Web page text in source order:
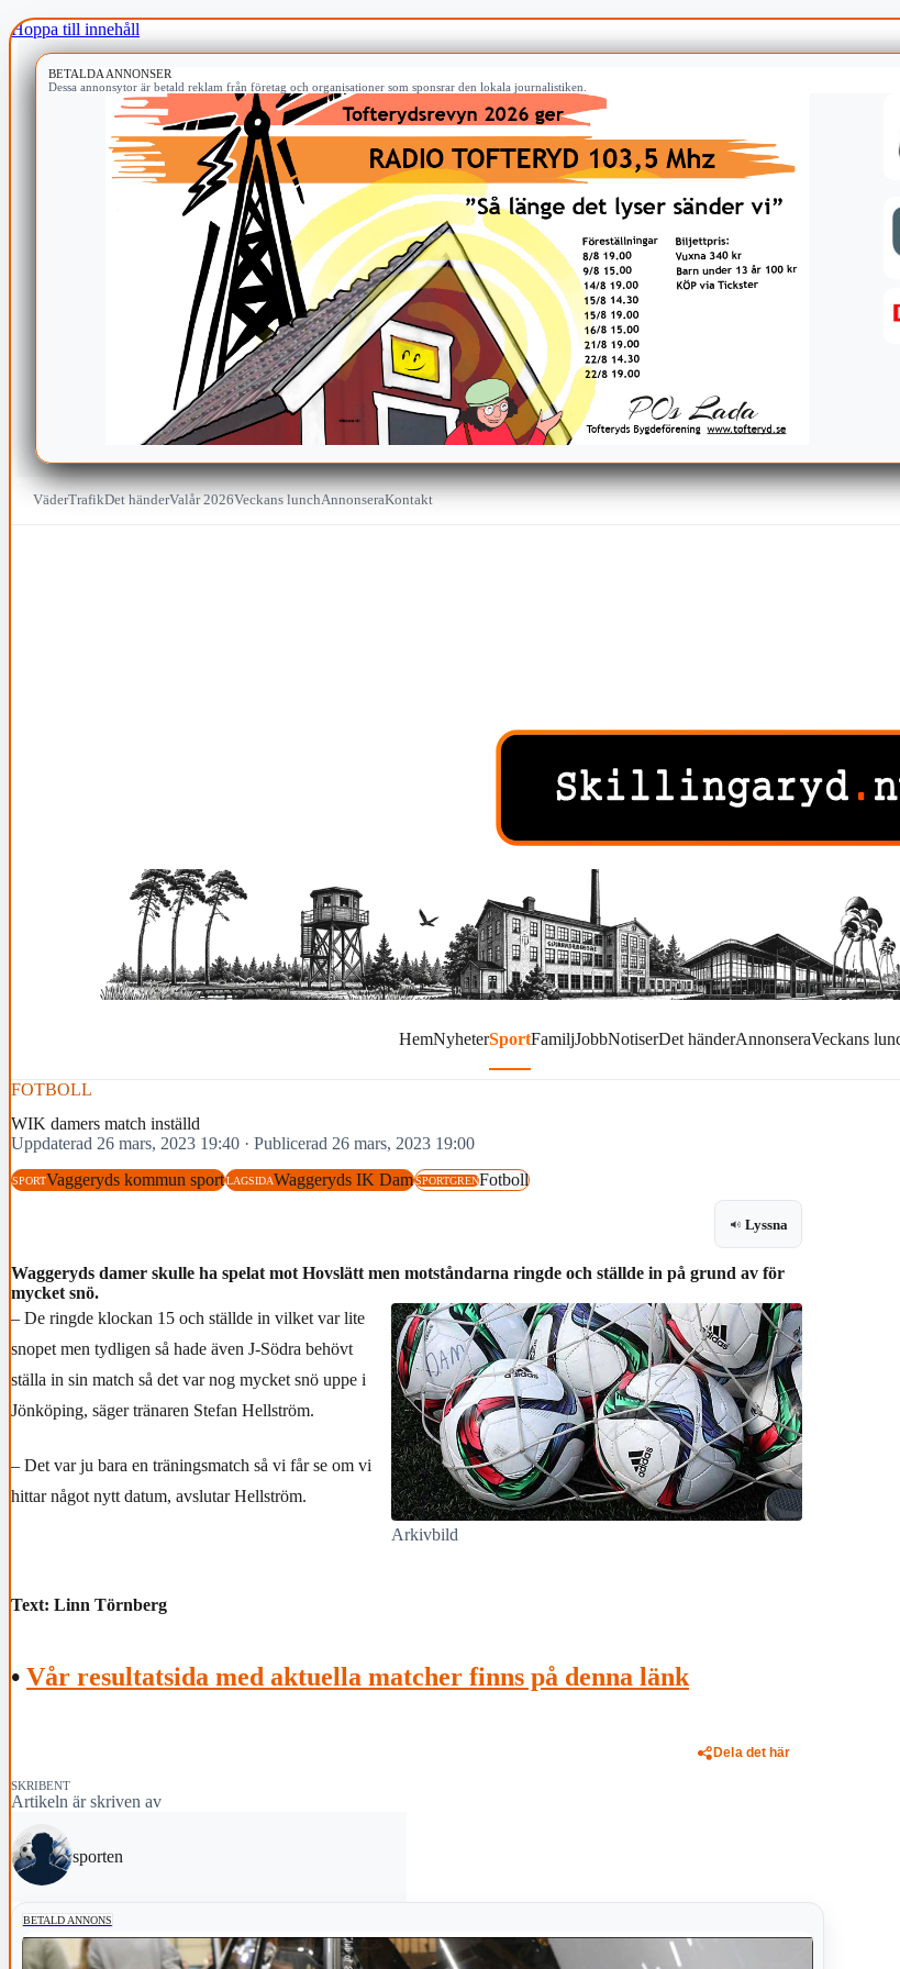
Hoppa till innehåll
BETALDA ANNONSER
Dessa annonsytor är betald reklam från företag och organisationer som sponsrar den lokala journalistiken.
VäderTrafikDet händerValår 2026Veckans lunchAnnonseraKontakt
HemNyheterSportFamiljJobbNotiserDet händerAnnonseraVeckans
FOTBOLL
WIK damers match inställd
Uppdaterad 26 mars, 2023 19:40 · Publicerad 26 mars, 2023 19:00
SPORTVaggeryds kommun sportLAGSIDAWaggeryds IK DamSPORTGRENFotboll
Lyssna
Waggeryds damer skulle ha spelat mot Hovslätt men motståndarna ringde och ställde in på grund av för
mycket snö.
Arkivbild
– De ringde klockan 15 och ställde in vilket var lite
snopet men tydligen så hade även J-Södra behövt
ställa in sin match så det var nog mycket snö uppe i
Jönköping, säger tränaren Stefan Hellström.
– Det var ju bara en träningsmatch så vi får se om vi
hittar något nytt datum, avslutar Hellström.
Text: Linn Törnberg
• Vår resultatsida med aktuella matcher finns på denna länk
Dela det här
SKRIBENT
Artikeln är skriven av
sporten
BETALD ANNONS